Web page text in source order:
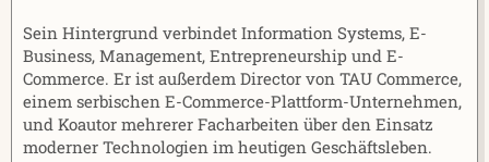
Sein Hintergrund verbindet Information Systems, E-
Business, Management, Entrepreneurship und E-
Commerce. Er ist außerdem Director von TAU Commerce,
einem serbischen E-Commerce-Plattform-Unternehmen,
und Koautor mehrerer Facharbeiten über den Einsatz
moderner Technologien im heutigen Geschäftsleben.